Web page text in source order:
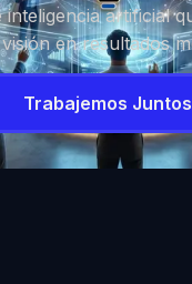
inteligencia artificial
en resultados
Trabajemos Juntos